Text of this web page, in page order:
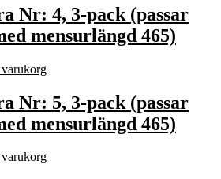
Nr: 4, 3-pack (passar
mensurlängd 465)
Nr: 5, 3-pack (passar
mensurlängd 465)